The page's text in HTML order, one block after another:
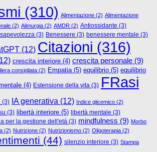
(310) Alimentazione (2) Alimentazione
(2) Alimurgia (2) AMDR (2) Antiossidante (3)
(3) Benessere (3) benessere mentale (3)
(12) Citazioni (316)
crescita interiore (4) crescita personale (9)
consigliata (2) Empatia(5) equilibrio (5) equilibrio
(4) Estensione della vita (3) FRasi
(3) IA generativa (12) Indice glicemico (2)
(3) libertà interiore (5) libertà mentale (3)
per la gestione dell'età (3) mindfulness (9) Morbo
(2) Nutrizione (2) Nutrizionismo (2) Oligoterapia (2)
(44) silenzio interiore (3) Stampa